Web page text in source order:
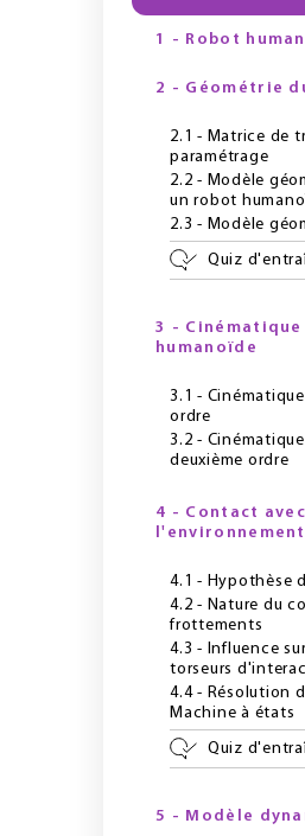
1 - Robot
2 - Géométrie
2.1 - Matrice de
paramétrage
2.2 - Modèle
un robot
2.3 - Modèle
Quiz
3 -
humanoïde
3.1 -
ordre
3.2 -
deuxième ordre
4 - Contact avec
l'environnement
4.1 - Hypothèse
4.2 - Nature du
frottements
4.3 - Influence
torseurs
4.4 - Résolution
Machine à états
Quiz
5 - Modèle